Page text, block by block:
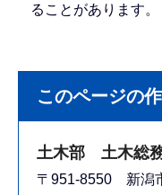
ることがあります。
このページの
土木部 土木総
〒951-8550 新潟